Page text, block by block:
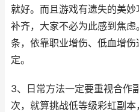
就好。而且游戏有遗失的美
补齐，大家不必为此感到焦
条，依靠职业增伤、低血增
定。
3、日常方法一定要重视合作
次，就算挑战低等级彩虹副